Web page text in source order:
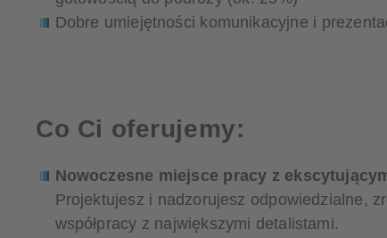
Dobre umiejętności komunikacyjne i
Co Ci oferujemy:
Nowoczesne miejsce pracy z
Projektujesz i nadzorujesz odpowiedzialne,
współpracy z największymi detalistami.